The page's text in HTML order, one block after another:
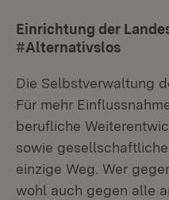
Einrichtung der
#Alternativslos
Die Selbstverwaltung
Für mehr
berufliche
sowie
einzige Weg. Wer
wohl auch gegen alle